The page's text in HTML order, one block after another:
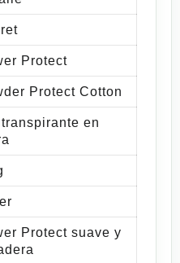
Protect
Protect Cotton
en
Protect suave y